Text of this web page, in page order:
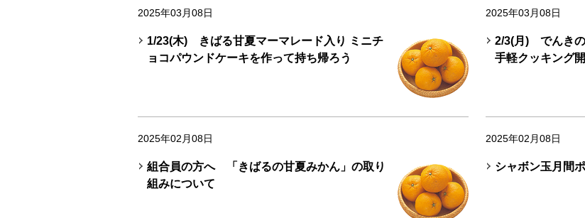
2025年03月08日
1/23(木) きばる甘夏マーマレード入り ミニチ
ョコパウンドケーキを作って持ち帰ろう
2025年03月08日
2/3(月) でんきの
手軽クッキング
2025年02月08日
組合員の方へ 「きばるの甘夏みかん」の取り
組みについて
2025年02月08日
シャボン玉月間